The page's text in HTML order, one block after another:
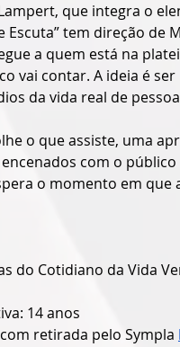
que integra o
Escuta” tem direção
a quem está na
vai contar. A ideia é
da vida real de
o que assiste, uma
com o
o momento em que
do Cotidiano da Vida
14 anos
retirada pelo Sympla